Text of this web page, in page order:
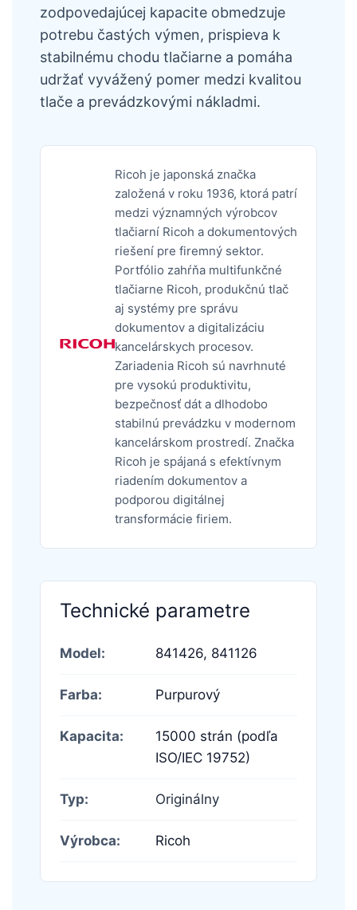
zodpovedajúcej kapacite obmedzuje
potrebu častých výmen, prispieva k
stabilnému chodu tlačiarne a pomáha
udržať vyvážený pomer medzi kvalitou
tlače a prevádzkovými nákladmi.
Ricoh je japonská značka
založená v roku 1936, ktorá patrí
medzi významných výrobcov
tlačiarní Ricoh a dokumentových
riešení pre firemný sektor.
Portfólio zahŕňa multifunkčné
tlačiarne Ricoh, produkčnú tlač
aj systémy pre správu
dokumentov a digitalizáciu
kancelárskych procesov.
Zariadenia Ricoh sú navrhnuté
pre vysokú produktivitu,
bezpečnosť dát a dlhodobo
stabilnú prevádzku v modernom
kancelárskom prostredí. Značka
Ricoh je spájaná s efektívnym
riadením dokumentov a
podporou digitálnej
transformácie firiem.
Technické parametre
Model: 841426, 841126
Farba: Purpurový
Kapacita:
15000 strán (podľa
ISO/IEC 19752)
Typ: Originálny
Výrobca: Ricoh